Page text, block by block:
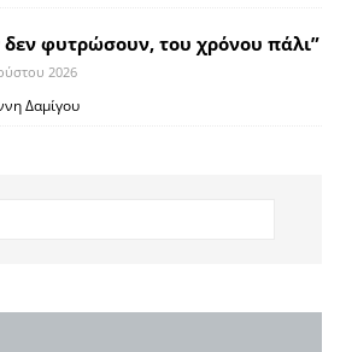
δεν φυτρώσουν, του χρόνου πάλι”
2026
Δαμίγου